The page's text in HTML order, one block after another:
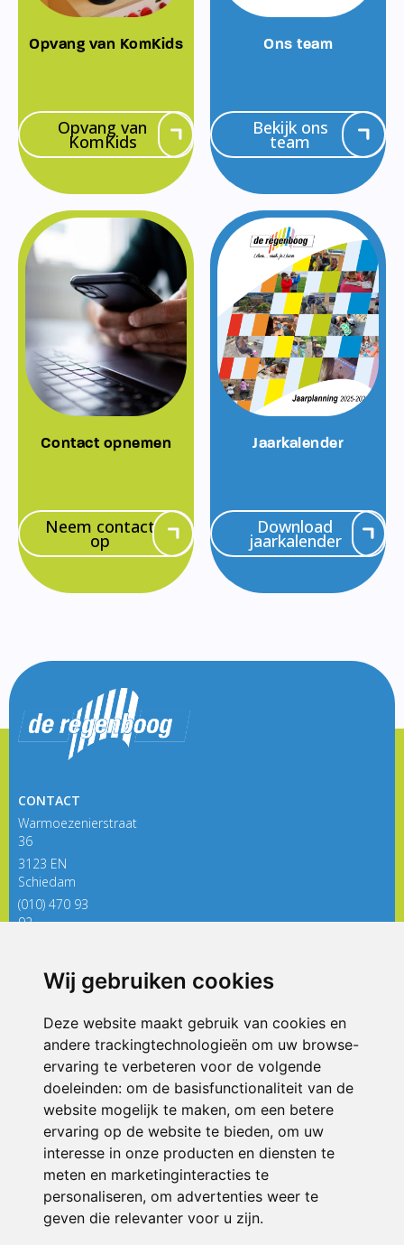
Wij gebruiken cookies
Deze website maakt gebruik van cookies en
andere trackingtechnologieën om uw browse-
ervaring te verbeteren voor de volgende
doeleinden: om de basisfunctionaliteit van de
website mogelijk te maken, om een betere
ervaring op de website te bieden, om uw
interesse in onze producten en diensten te
meten en marketinginteracties te
personaliseren, om advertenties weer te
geven die relevanter voor u zijn.
Opvang van KomKids
Opvang van
KomKids
Ons team
Bekijk ons
team
Contact opnemen
Neem contact
op
Jaarkalender
Download
jaarkalender
CONTACT
Warmoezenierstraat
36
3123 EN
Schiedam
(010) 470 93
92
ONDERDEEL VAN
© 2026 De Regenboog | Alle rechten voorbehouden
Privacy policy|Disclaimer| Klachtenregeling|RSIN en Anbi
voorkeuren